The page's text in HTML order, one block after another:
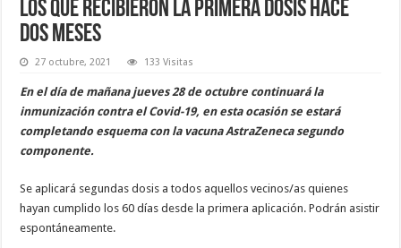
los que recibieron la primera dosis hace
dos meses
27 octubre, 2021 133 Visitas
En el día de mañana jueves 28 de octubre continuará la
inmunización contra el Covid-19, en esta ocasión se estará
completando esquema con la vacuna AstraZeneca segundo
componente.
Se aplicará segundas dosis a todos aquellos vecinos/as quienes
hayan cumplido los 60 días desde la primera aplicación. Podrán asistir
espontáneamente.